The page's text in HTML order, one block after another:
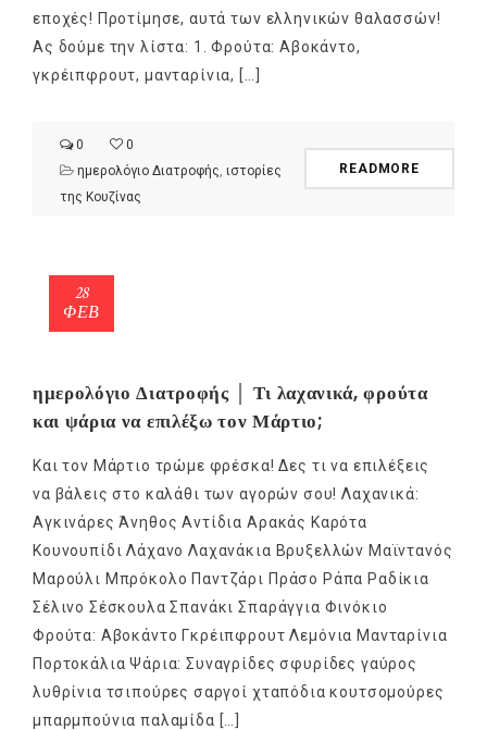
εποχές! Προτίμησε, αυτά των ελληνικών θαλασσών!
Ας δούμε την λίστα: 1. Φρούτα: Αβοκάντο,
γκρέιπφρουτ, μανταρίνια, […]
0
0
ημερολόγιο Διατροφής, ιστορίες
της Κουζίνας
READMORE
28
ΦΕΒ
ημερολόγιο Διατροφής │ Τι λαχανικά, φρούτα
και ψάρια να επιλέξω τον Μάρτιο;
Και τον Μάρτιο τρώμε φρέσκα! Δες τι να επιλέξεις
να βάλεις στο καλάθι των αγορών σου! Λαχανικά:
Αγκινάρες Άνηθος Αντίδια Αρακάς Καρότα
Κουνουπίδι Λάχανο Λαχανάκια Βρυξελλών Μαϊντανός
Μαρούλι Μπρόκολο Παντζάρι Πράσο Ράπα Ραδίκια
Σέλινο Σέσκουλα Σπανάκι Σπαράγγια Φινόκιο
Φρούτα: Αβοκάντο Γκρέιπφρουτ Λεμόνια Μανταρίνια
Πορτοκάλια Ψάρια: Συναγρίδες σφυρίδες γαύρος
λυθρίνια τσιπούρες σαργοί χταπόδια κουτσομούρες
μπαρμπούνια παλαμίδα […]